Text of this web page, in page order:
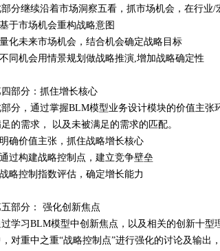
分继续沿着市场洞察五看，抓市场机会，在行业
于市场机会重构战略意图
化未来市场机会，结合机会确定战略目标
同机会用情景规划做战略推演,增加战略确定性
部分：抓住增长核心
分，通过掌握BLM模型业务设计模块的价值主
的需求， 以及未被满足的需求的匹配。
确价值主张，抓住战略增长核心
过构建战略控制点，建立竞争壁垒
略控制指数评估，确定增长能力
部分： 强化创新焦点
学习BLM模型中创新焦点，以及相关的创新十
对重中之重“战略控制点”进行强化的讨论及输出